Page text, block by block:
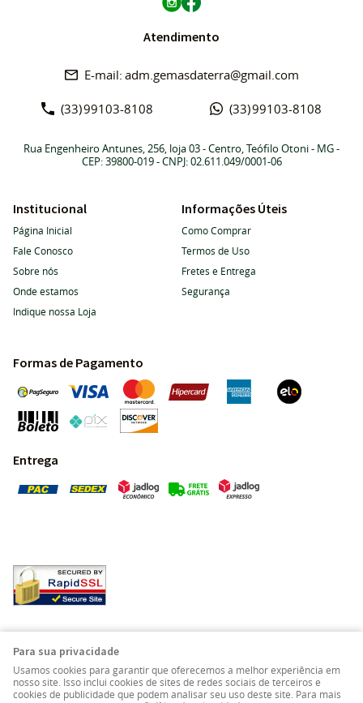
Atendimento
(33)99103-8108 (33)99103-8108
adm.gemasdaterra@gmail.com
Rua Engenheiro Antunes, 256, loja 03-Centro, Teófilo Otoni- MG-
CEP: 39800-019- CNPJ: 02.611.049/0001-06
Institucional
Página Inicial
Fale Conosco
Sobre nós
Onde estamos
Indique nossa Loja
Informações Úteis
Como Comprar
Termos de Uso
Fretes e Entrega
Segurança
Formas de Pagamento
Entrega
LOJA VIRTUAL CRIADA POR
Para sua privacidade
Usamos cookies para garantir que oferecemos a melhor experiência em
nosso site. Isso inclui cookies de sites de redes sociais de terceiros e
cookies de publicidade que podem analisar seu uso deste site. Para mais